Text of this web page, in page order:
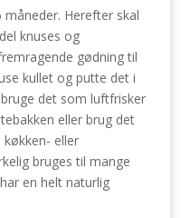
måneder. Herefter skal
knuses og
gødning til
kullet og putte det i
det som luftfrisker
eller brug det
eller
bruges til mange
en helt naturlig